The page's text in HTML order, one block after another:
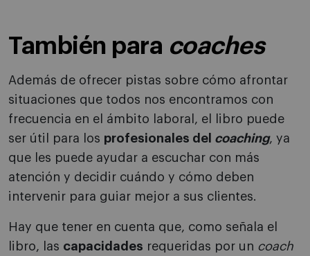
También para coaches
Además de ofrecer pistas sobre cómo afrontar
situaciones que todos nos encontramos con
frecuencia en el ámbito laboral, el libro puede
ser útil para los profesionales del coaching, ya
que les puede ayudar a escuchar con más
atención y decidir cuándo y cómo deben
intervenir para guiar mejor a sus clientes.
Hay que tener en cuenta que, como señala el
libro, las capacidades requeridas por un coach